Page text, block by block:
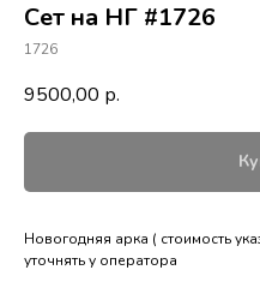
Сет на НГ #1726
1726
9500,00 р.
Новогодняя арка ( стоимость
уточнять у оператора